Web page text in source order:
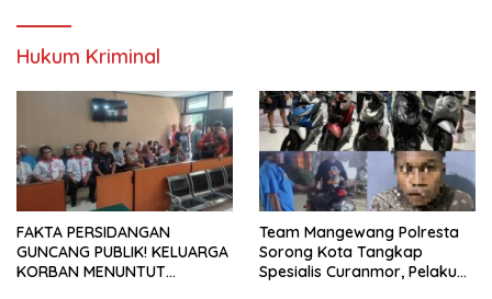
Hukum Kriminal
FAKTA PERSIDANGAN
GUNCANG PUBLIK! KELUARGA
KORBAN MENUNTUT
Team Mangewang Polresta
Sorong Kota Tangkap
Spesialis Curanmor, Pelaku